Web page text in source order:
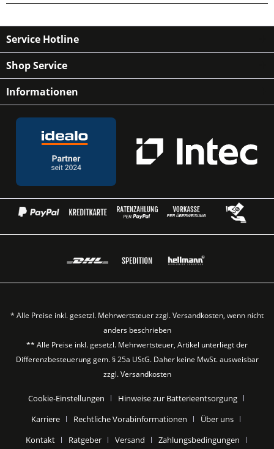
Service Hotline
Shop Service
Informationen
* Alle Preise inkl. gesetzl. Mehrwertsteuer zzgl.Versandkosten, wenn nicht
anders beschrieben
** Alle Preise inkl. gesetzl. Mehrwertsteuer, Artikel unterliegt der
Differenzbesteuerung gem. § 25a UStG. Daher keine MwSt. ausweisbar
zzgl.Versandkosten
Cookie-Einstellungen
Hinweise zur Batterieentsorgung
Karriere
Rechtliche Vorabinformationen
Über uns
Kontakt
Ratgeber Versand Zahlungsbedingungen